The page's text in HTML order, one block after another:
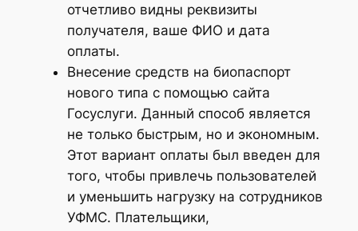
отчетливо видны реквизиты
получателя, ваше ФИО и дата
оплаты.
Внесение средств на биопаспорт
нового типа с помощью сайта
Госуслуги. Данный способ является
не только быстрым, но и экономным.
Этот вариант оплаты был введен для
того, чтобы привлечь пользователей
и уменьшить нагрузку на сотрудников
УФМС. Плательщики,